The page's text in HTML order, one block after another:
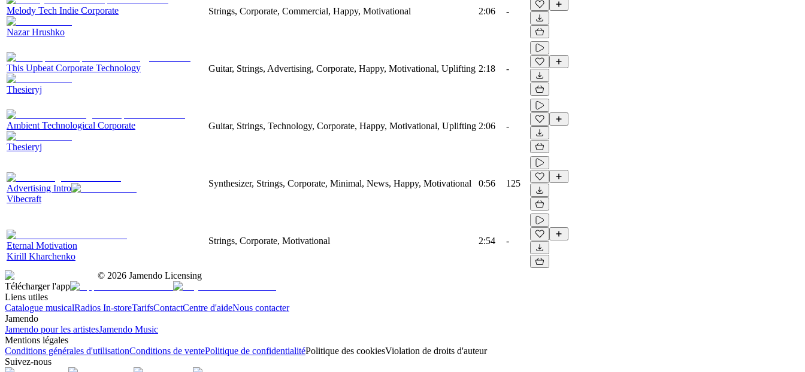
Melody Tech Indie Corporate
Nazar Hrushko
Strings, Corporate, Commercial, Happy, Motivational 2:06 -
This Upbeat Corporate Technology
Thesieryj
Guitar, Strings, Advertising, Corporate, Happy, Motivational, Uplifting 2:18 -
Ambient Technological Corporate
Thesieryj
Guitar, Strings, Technology, Corporate, Happy, Motivational, Uplifting 2:06 -
Advertising Intro
Vibecraft
Synthesizer, Strings, Corporate, Minimal, News, Happy, Motivational 0:56 125
Eternal Motivation
Kirill Kharchenko
Strings, Corporate, Motivational 2:54 -
© 2026 Jamendo Licensing
Télécharger l'app
Liens utiles
Catalogue musicalRadios In-storeTarifsContactCentre d'aideNous contacter
Jamendo
Jamendo pour les artistesJamendo Music
Mentions légales
Conditions générales d'utilisationConditions de ventePolitique de confidentialitéPolitique des cookiesViolation de droits d'auteur
Suivez-nous